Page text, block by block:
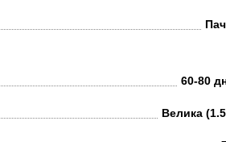
60-80
Велика